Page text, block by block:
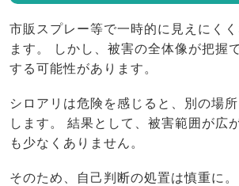
市販スプレー等で一時的に見えにく
ます。 しかし、被害の全体像が把握
する可能性があります。
シロアリは危険を感じると、別の場
します。 結果として、被害範囲が広
も少なくありません。
そのため、自己判断の処置は慎重に